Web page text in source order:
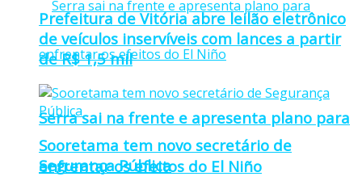
Serra sai na frente e apresenta plano para
enfrentar os efeitos do El Niño
Prefeitura de Vitória abre leilão eletrônico
de veículos inservíveis com lances a partir
de R$ 1,5 mil
Sooretama tem novo secretário de
Segurança Pública